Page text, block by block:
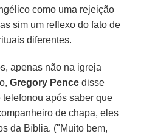
como uma rejeição
sim um reflexo do fato de
diferentes.
apenas não na igreja
Gregory Pence disse
após saber que
de chapa, eles
da Bíblia. ("Muito bem,